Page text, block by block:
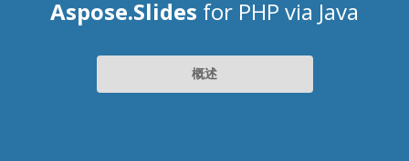
Aspose.Slides for PHP via Java
概述